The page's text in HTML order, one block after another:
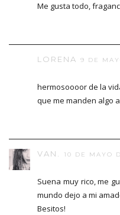
Me gusta todo,
LORENA 9 DE
hermosoooor de la
que me manden algo
VAN. 10 DE MAYO
Suena muy rico, me
mundo dejo a mi
Besitos!